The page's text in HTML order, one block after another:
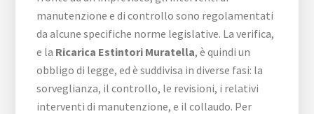
manutenzione e di controllo sono regolamentati
da alcune specifiche norme legislative. La verifica,
e la Ricarica Estintori Muratella, è quindi un
obbligo di legge, ed è suddivisa in diverse fasi: la
sorveglianza, il controllo, le revisioni, i relativi
interventi di manutenzione, e il collaudo. Per